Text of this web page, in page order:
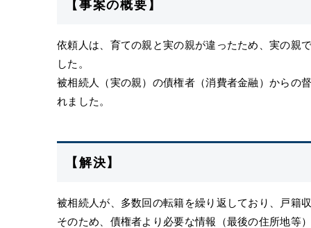
【事案の概要】
依頼人は、育ての親と実の親が違ったため、実の親
した。
被相続人（実の親）の債権者（消費者金融）からの
れました。
【解決】
被相続人が、多数回の転籍を繰り返しており、戸籍
そのため、債権者より必要な情報（最後の住所地等